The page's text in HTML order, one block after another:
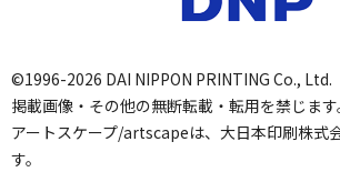
©1996-2026 DAI NIPPON PRINTING Co., Ltd.
掲載画像・その他の無断転載・転用を禁じます
アートスケープ/artscapeは、大日本印刷株式
す。